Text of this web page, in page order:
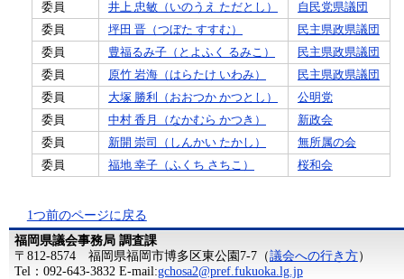
委員
井上 忠敏（いのうえ ただとし）
自民党県議団
委員
坪田 晋（つぼた すすむ）
民主県政県議団
委員
豊福るみ子（とよふく るみこ）
民主県政県議団
委員
原竹 岩海（はらたけ いわみ）
民主県政県議団
委員
大塚 勝利（おおつか かつとし）
公明党
委員
中村 香月（なかむら かつき）
新政会
委員
新開 崇司（しんかい たかし）
無所属の会
委員
福地 幸子（ふくち さちこ） 桜和会
1つ前のページに戻る
福岡県議会事務局 調査課
〒812-8574 福岡県福岡市博多区東公園7-7（議会への行き方）
Tel：092-643-3832 E-mail:gchosa2@pref.fukuoka.lg.jp